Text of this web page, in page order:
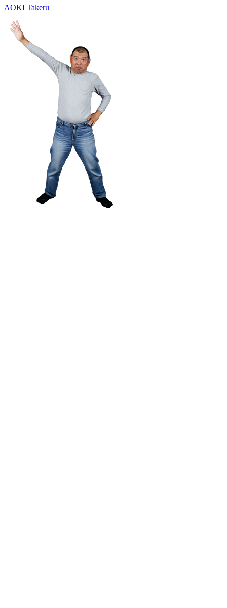
AOKI Takeru